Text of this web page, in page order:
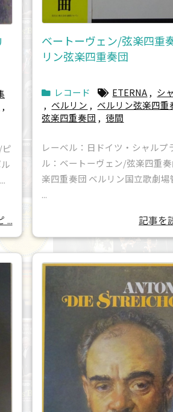
,
...
ベートーヴェン/弦楽四重
リン弦楽四重奏団
レコード ETERNA , シ
, ベルリン , ベルリン弦楽四重
弦楽四重奏団 , 徳間
レーベル：日ドイツ・シャルプ
ル：ベートーヴェン/弦楽四重
楽四重奏団 ベルリン国立歌劇
...
記事を